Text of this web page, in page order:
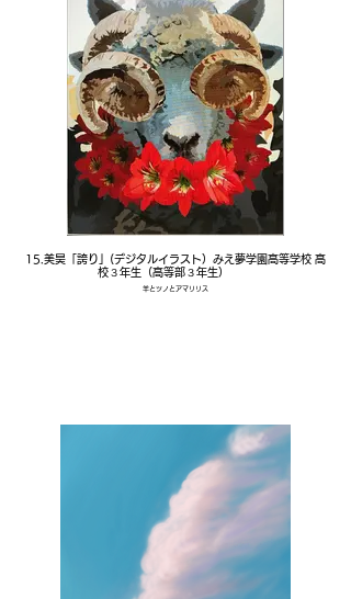
15.美昊「誇り」(デジタルイラスト）みえ夢学園高等学校 高
校３年生（高等部３年生）
羊とツノとアマリリス